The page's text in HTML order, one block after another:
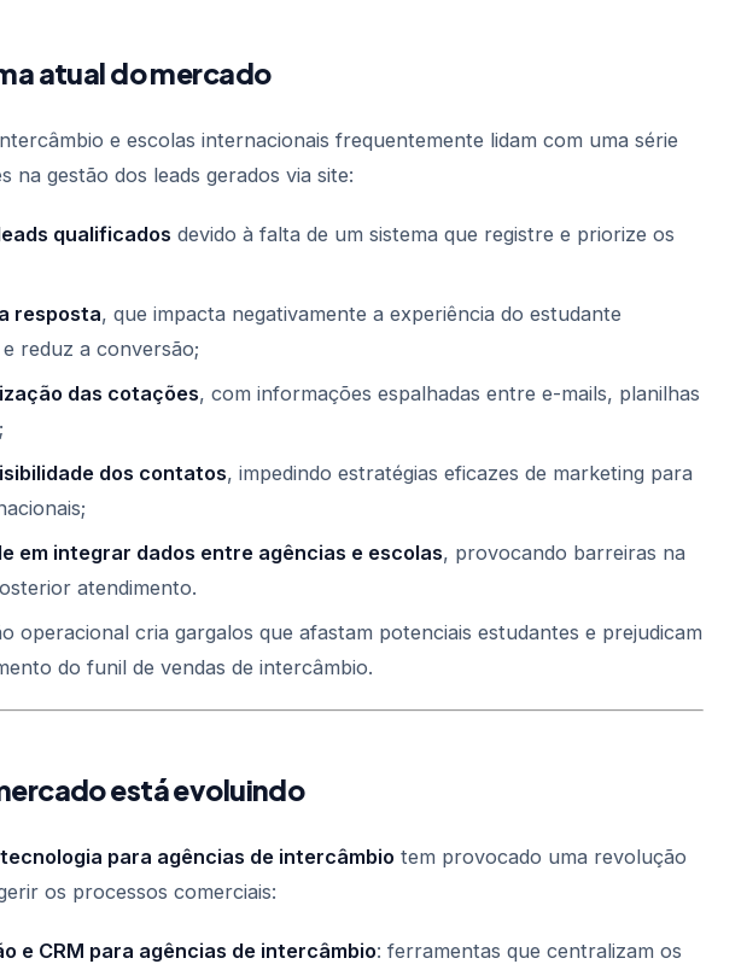
atual do mercado
e escolas internacionais frequentemente lidam com uma série
na gestão dos leads gerados via site:
qualificados devido à falta de um sistema que registre e priorize os
resposta, que impacta negativamente a experiência do estudante
reduz a conversão;
das cotações, com informações espalhadas entre e-mails, planilhas
dos contatos, impedindo estratégias eficazes de marketing para
em integrar dados entre agências e escolas, provocando barreiras na
atendimento.
operacional cria gargalos que afastam potenciais estudantes e prejudicam
do funil de vendas de intercâmbio.
está evoluindo
tecnologia para agências de intercâmbio tem provocado uma revolução
os processos comerciais:
e CRM para agências de intercâmbio: ferramentas que centralizam os